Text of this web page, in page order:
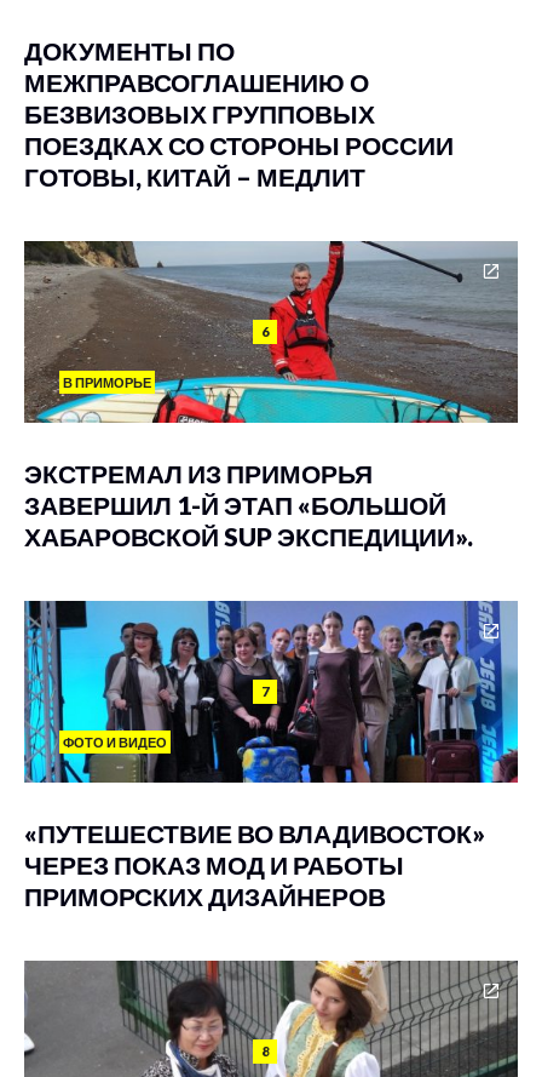
ДОКУМЕНТЫ ПО
МЕЖПРАВСОГЛАШЕНИЮ О
БЕЗВИЗОВЫХ ГРУППОВЫХ
ПОЕЗДКАХ СО СТОРОНЫ РОССИИ
ГОТОВЫ, КИТАЙ – МЕДЛИТ
6
В ПРИМОРЬЕ
ЭКСТРЕМАЛ ИЗ ПРИМОРЬЯ
ЗАВЕРШИЛ 1-Й ЭТАП «БОЛЬШОЙ
ХАБАРОВСКОЙ SUP ЭКСПЕДИЦИИ».
7
ФОТО И ВИДЕО
«ПУТЕШЕСТВИЕ ВО ВЛАДИВОСТОК»
ЧЕРЕЗ ПОКАЗ МОД И РАБОТЫ
ПРИМОРСКИХ ДИЗАЙНЕРОВ
8